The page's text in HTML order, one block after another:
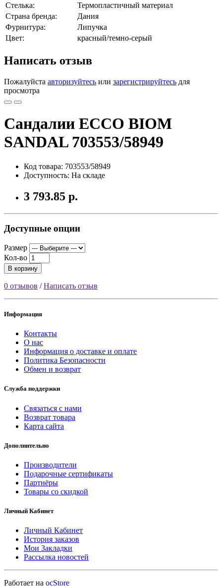
Стелька:
Термопластичный материал
Страна бренда:
Дания
Фурнитура:
Липучка
Цвет:
красный/темно-серый
Написать отзыв
Пожалуйста авторизуйтесь или зарегистрируйтесь для
просмотра
Сандалии ECCO BIOM
SANDAL 703553/58949
Код товара: 703553/58949
Доступность: На складе
3 793.85 р.
Доступные опции
Размер
Кол-во
В корзину
0 отзывов /Написать отзыв
Информация
Контакты
О нас
Информация о доставке и оплате
Политика Безопасности
Обмен и возврат
Служба поддержки
Связаться с нами
Возврат товара
Карта сайта
Дополнительно
Производители
Подарочные сертификаты
Партнёры
Товары со скидкой
Личный Кабинет
Личный Кабинет
История заказов
Мои Закладки
Рассылка новостей
Работает на ocStore